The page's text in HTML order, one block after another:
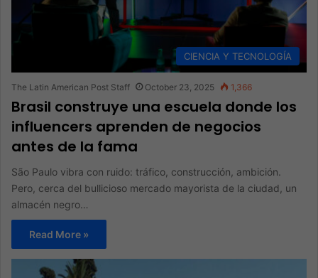
CIENCIA Y TECNOLOGÍA
The Latin American Post Staff October 23, 2025 1,366
Brasil construye una escuela donde los
influencers aprenden de negocios
antes de la fama
São Paulo vibra con ruido: tráfico, construcción, ambición.
Pero, cerca del bullicioso mercado mayorista de la ciudad, un
almacén negro…
Read More »